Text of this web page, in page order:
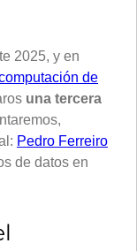
2025, y en
de
una tercera
Pedro Ferreiro
de datos en